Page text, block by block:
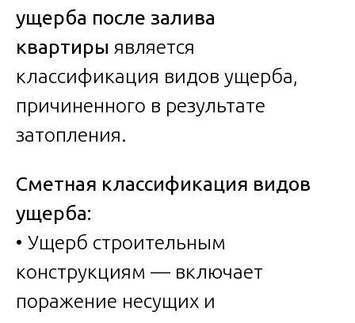
ущерба после залива
квартиры является
классификация видов ущерба,
причиненного в результате
затопления.
Сметная классификация видов
ущерба:
• Ущерб строительным
конструкциям — включает
поражение несущих и